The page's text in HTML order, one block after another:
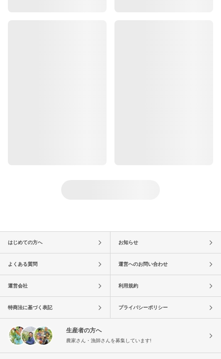
はじめての方へ お知らせ
よくある質問 運営へのお問い合わせ
運営会社 利用規約
特商法に基づく表記 プライバシーポリシー
生産者の方へ
農家さん・漁師さんを募集しています!